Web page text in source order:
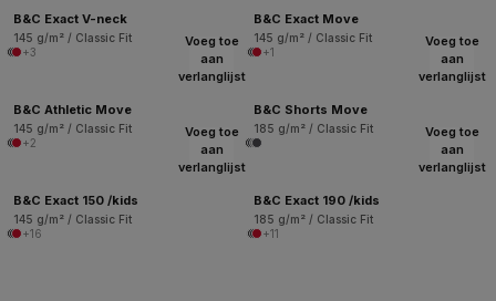
B&C Exact V-neck
145 g/m² / Classic Fit
+3
B&C Exact Move
145 g/m² / Classic Fit
+1
Voeg toe
aan
verlanglijst
B&C Athletic Move
145 g/m² / Classic Fit
+2
Voeg toe
aan
verlanglijst
B&C Shorts Move
185 g/m² / Classic Fit
Voeg toe
aan
verlanglijst
B&C Exact 150 /kids
145 g/m² / Classic Fit
+16
Voeg toe
aan
verlanglijst
B&C Exact 190 /kids
185 g/m² / Classic Fit
+11